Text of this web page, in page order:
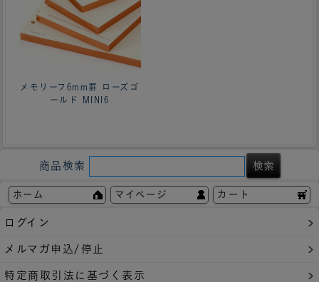
メモリーフ6mm罫 ローズゴ
ールド MINI6
商品検索
ホーム マイページ カート
ログイン
メルマガ申込/停止
特定商取引法に基づく表示